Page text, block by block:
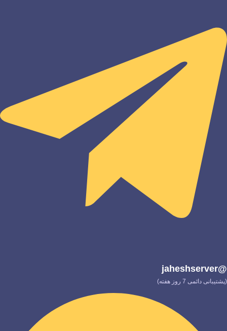
@jaheshserver
(پشتیبانی دائمی 7 روز هفته)